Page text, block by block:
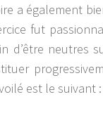
a également
fut
d’être neutres
est le suivant :